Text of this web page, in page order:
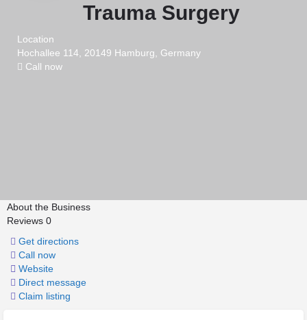
Trauma Surgery
Location
Hochallee 114, 20149 Hamburg, Germany
Call now
About the Business
Reviews 0
Get directions
Call now
Website
Direct message
Claim listing